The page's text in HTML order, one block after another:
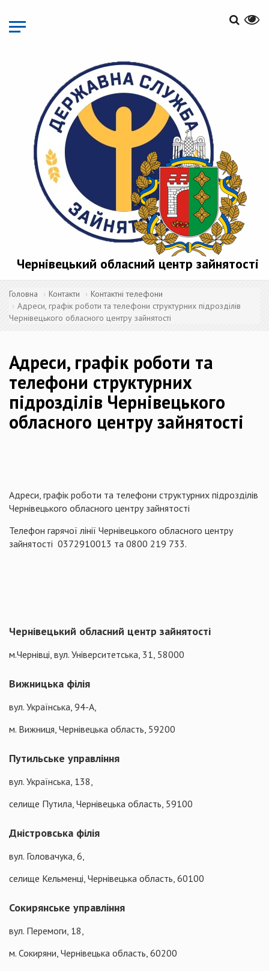
основного
матеріалу
Чернівецький обласний центр зайнятості
Головна Контакти
Контактні телефони
Адреси, графік роботи та телефони структурних підрозділів
Чернівецького обласного центру зайнятості
Адреси, графік роботи та
телефони структурних
підрозділів Чернівецького
обласного центру зайнятості
Адреси, графік роботи та телефони структурних підрозділів
Чернівецького обласного центру зайнятості
Телефон гарячої лінії Чернівецького обласного центру
зайнятості 0372910013 та 0800 219 733.
Чернівецький обласний центр зайнятості
м.Чернівці, вул. Університетська, 31, 58000
Вижницька філія
вул. Українська, 94-А,
м. Вижниця, Чернівецька область, 59200
Путильське управління
вул. Українська, 138,
селище Путила, Чернівецька область, 59100
Дністровська філія
вул. Головачука, 6,
селище Кельменці, Чернівецька область, 60100
Сокирянське управління
вул. Перемоги, 18,
м. Сокиряни, Чернівецька область, 60200